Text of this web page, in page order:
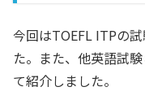
今回はTOEFL ITPの
た。また、他英語試
て紹介しました。